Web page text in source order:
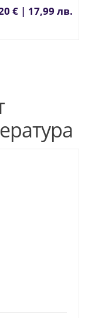
€ | 17,99 лв.